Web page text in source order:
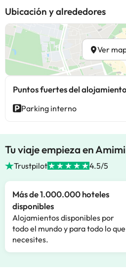
Ubicación y alrededores
Ver
Puntos fuertes del alojamiento
Parking interno
Tu viaje empieza en
Trustpilot 4.5/5
Más de 1.000.000 hoteles
disponibles
Alojamientos disponibles por
todo el mundo y para todo lo que
necesites.